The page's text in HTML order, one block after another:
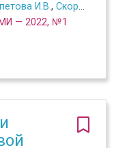
И.В. , Скоробогатых И.И.
— 2022, №1